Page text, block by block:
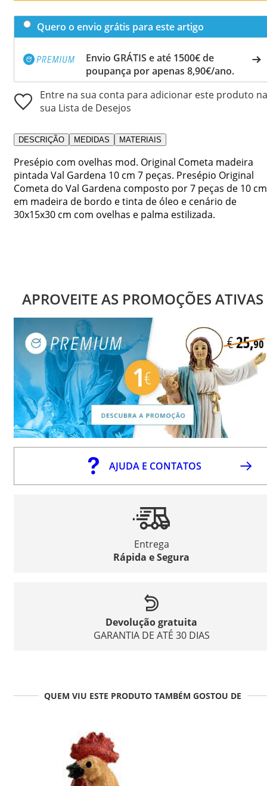
Quero o envio grátis para este artigo
Envio GRÁTIS e até 1500€ de
poupança por apenas 8,90€/ano.
Entre na sua conta para adicionar este produto na
sua Lista de Desejos
DESCRIÇÃO MEDIDAS MATERIAIS
Presépio com ovelhas mod. Original Cometa madeira
pintada Val Gardena 10 cm 7 peças. Presépio Original
Cometa do Val Gardena composto por 7 peças de 10 cm
em madeira de bordo e tinta de óleo e cenário de
30x15x30 cm com ovelhas e palma estilizada.
APROVEITE AS PROMOÇÕES ATIVAS
AJUDA E CONTATOS
Entrega
Rápida e Segura
Devolução gratuita
GARANTIA DE ATÉ 30 DIAS
QUEM VIU ESTE PRODUTO TAMBÉM GOSTOU DE